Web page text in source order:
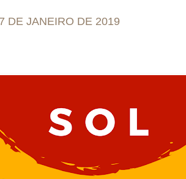
DE JANEIRO DE 2019